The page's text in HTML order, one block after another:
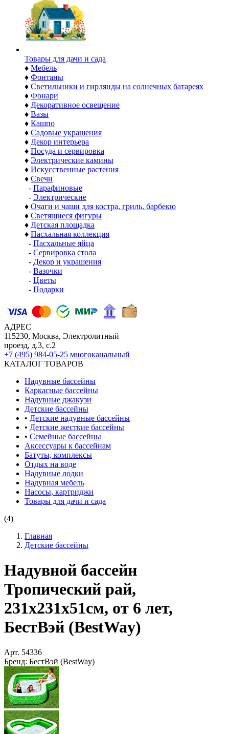
Товары для дачи и сада
♦ Мебель
♦ Фонтаны
♦ Светильники и гирлянды на солнечных батареях
♦ Фонари
♦ Декоративное освещение
♦ Вазы
♦ Кашпо
♦ Садовые украшения
♦ Декор интерьера
♦ Посуда и сервировка
♦ Электрические камины
♦ Искусственные растения
♦ Свечи
- Парафиновые
- Электрические
♦ Очаги и чаши для костра, гриль, барбекю
♦ Светящиеся фигуры
♦ Детская площадка
♦ Пасхальная коллекция
- Пасхальные яйца
- Сервировка стола
- Декор и украшения
- Вазочки
- Цветы
- Подарки
АДРЕС
115230, Москва, Электролитный
проезд, д.3, с.2
+7 (495) 984-05-25 многоканальный
КАТАЛОГ ТОВАРОВ
Надувные бассейны
Каркасные бассейны
Надувные джакузи
Детские бассейны
• Детские надувные бассейны
• Детские жесткие бассейны
• Семейные бассейны
Аксессуары к бассейнам
Батуты, комплексы
Отдых на воде
Надувные лодки
Надувная мебель
Насосы, картриджи
Товары для дачи и сада
(4)
Главная
Детские бассейны
Надувной бассейн
Тропический рай,
231x231x51см, от 6 лет,
БестВэй (BestWay)
Арт. 54336
Бренд: БестВэй (BestWay)